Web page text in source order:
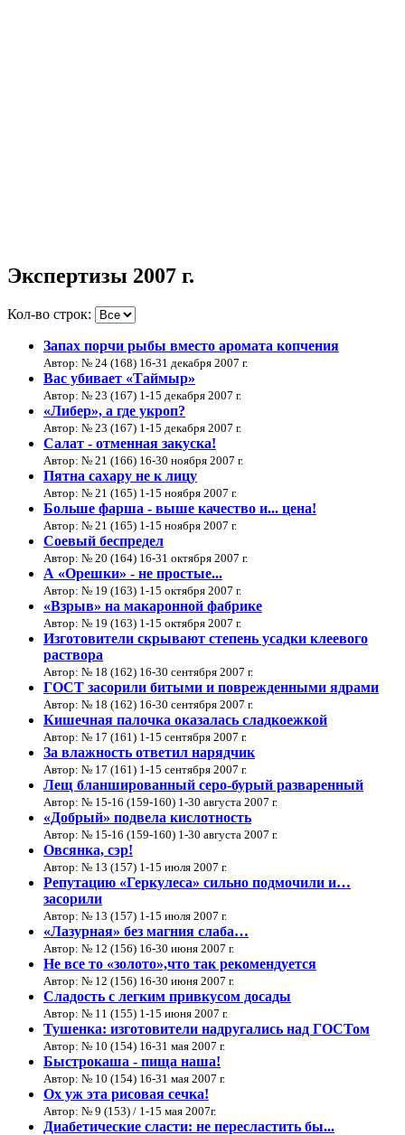
Экспертизы 2007 г.
Кол-во строк:
Запах порчи рыбы вместо аромата копчения
Автор: № 24 (168) 16-31 декабря 2007 г.
Вас убивает «Таймыр»
Автор: № 23 (167) 1-15 декабря 2007 г.
«Либер», а где укроп?
Автор: № 23 (167) 1-15 декабря 2007 г.
Салат - отменная закуска!
Автор: № 21 (166) 16-30 ноября 2007 г.
Пятна сахару не к лицу
Автор: № 21 (165) 1-15 ноября 2007 г.
Больше фарша - выше качество и... цена!
Автор: № 21 (165) 1-15 ноября 2007 г.
Соевый беспредел
Автор: № 20 (164) 16-31 октября 2007 г.
А «Орешки» - не простые...
Автор: № 19 (163) 1-15 октября 2007 г.
«Взрыв» на макаронной фабрике
Автор: № 19 (163) 1-15 октября 2007 г.
Изготовители скрывают степень усадки клеевого
раствора
Автор: № 18 (162) 16-30 сентября 2007 г.
ГОСТ засорили битыми и поврежденными ядрами
Автор: № 18 (162) 16-30 сентября 2007 г.
Кишечная палочка оказалась сладкоежкой
Автор: № 17 (161) 1-15 сентября 2007 г.
За влажность ответил нарядчик
Автор: № 17 (161) 1-15 сентября 2007 г.
Лещ бланшированный серо-бурый разваренный
Автор: № 15-16 (159-160) 1-30 августа 2007 г.
«Добрый» подвела кислотность
Автор: № 15-16 (159-160) 1-30 августа 2007 г.
Овсянка, сэр!
Автор: № 13 (157) 1-15 июля 2007 г.
Репутацию «Геркулеса» сильно подмочили и…
засорили
Автор: № 13 (157) 1-15 июля 2007 г.
«Лазурная» без магния слаба…
Автор: № 12 (156) 16-30 июня 2007 г.
Не все то «золото»,что так рекомендуется
Автор: № 12 (156) 16-30 июня 2007 г.
Сладость с легким привкусом досады
Автор: № 11 (155) 1-15 июня 2007 г.
Тушенка: изготовители надругались над ГОСТом
Автор: № 10 (154) 16-31 мая 2007 г.
Быстрокаша - пища наша!
Автор: № 10 (154) 16-31 мая 2007 г.
Ох уж эта рисовая сечка!
Автор: № 9 (153) / 1-15 мая 2007г.
Диабетические сласти: не пересластить бы...